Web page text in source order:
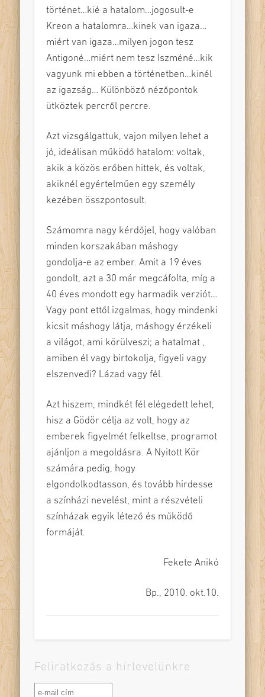
történet…kié a hatalom…jogosult-e
Kreon a hatalomra…kinek van igaza…
miért van igaza…milyen jogon tesz
Antigoné…miért nem tesz Iszméné…kik
vagyunk mi ebben a történetben…kinél
az igazság… Különböző nézőpontok
ütköztek percről percre.
Azt vizsgálgattuk, vajon milyen lehet a
jó, ideálisan működő hatalom: voltak,
akik a közös erőben hittek, és voltak,
akiknél egyértelműen egy személy
kezében összpontosult.
Számomra nagy kérdőjel, hogy valóban
minden korszakában máshogy
gondolja-e az ember. Amit a 19 éves
gondolt, azt a 30 már megcáfolta, míg a
40 éves mondott egy harmadik verziót…
Vagy pont ettől izgalmas, hogy mindenki
kicsit máshogy látja, máshogy érzékeli
a világot, ami körülveszi; a hatalmat ,
amiben él vagy birtokolja, figyeli vagy
elszenvedi? Lázad vagy fél.
Azt hiszem, mindkét fél elégedett lehet,
hisz a Gödör célja az volt, hogy az
emberek figyelmét felkeltse, programot
ajánljon a megoldásra. A Nyitott Kör
számára pedig, hogy
elgondolkodtasson, és tovább hirdesse
a színházi nevelést, mint a részvételi
színházak egyik létező és működő
formáját.
Fekete Anikó
Bp., 2010. okt.10.
Feliratkozás a hírlevelünkre